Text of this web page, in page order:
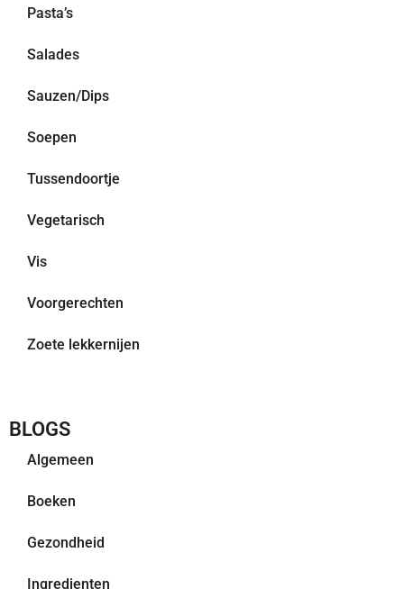
Pasta’s
Salades
Sauzen/Dips
Soepen
Tussendoortje
Vegetarisch
Vis
Voorgerechten
Zoete lekkernijen
BLOGS
Algemeen
Boeken
Gezondheid
Ingredienten